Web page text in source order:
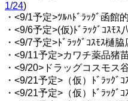
1/24)
・<9/1予定>ﾂﾙﾊﾄﾞﾗｯｸﾞ函館
・<9/6予定>(仮)ﾄﾞﾗｯｸﾞｺｽﾓｽ
・<9/7予定>ﾄﾞﾗｯｸﾞｺｽﾓｽ樋
・<9/11予定>カワチ薬品猪
・<9/20>ドラッグコスモス
・<9/21予定>（仮）ﾄﾞﾗｯｸﾞ
・<9/21予定>（仮）ﾄﾞﾗｯｸﾞ